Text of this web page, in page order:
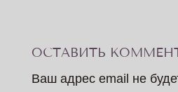
ОСТАВИТЬ
Ваш адрес email не